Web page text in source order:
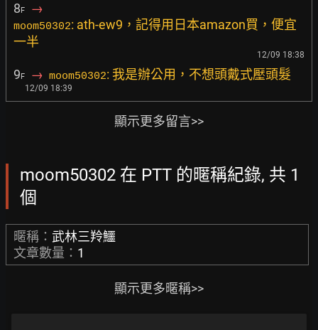
8F →
moom50302: ath-ew9，記得用日本amazon買，便宜
一半
12/09 18:38
9F → moom50302: 我是辦公用，不想頭戴式壓頭髮
12/09 18:39
顯示更多留言>>
moom50302 在 PTT 的暱稱紀錄, 共 1
個
暱稱： 武林三羚鱷
文章數量： 1
顯示更多暱稱>>